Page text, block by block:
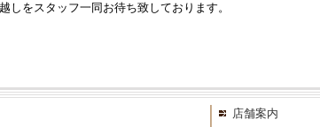
しをスタッフ一同お待ち致しております。
店舗案内